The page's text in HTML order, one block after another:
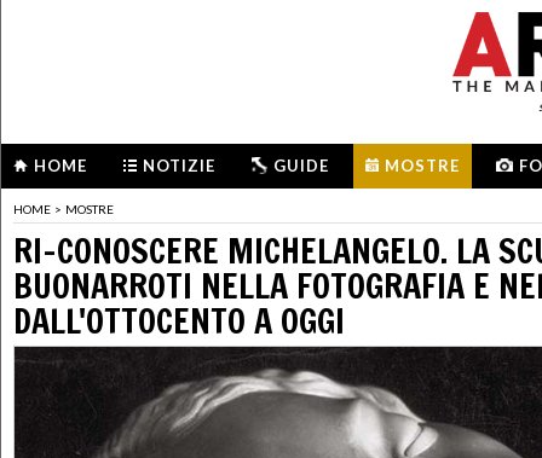
HOME NOTIZIE GUIDE MOSTRE
HOME > MOSTRE
RI-CONOSCERE MICHELANGELO. LA
BUONARROTI NELLA FOTOGRAFIA E
DALL'OTTOCENTO A OGGI